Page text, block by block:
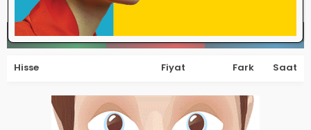
Artanlar Azalanlar İşlem Görenler
Hisse Fiyat Fark Saat